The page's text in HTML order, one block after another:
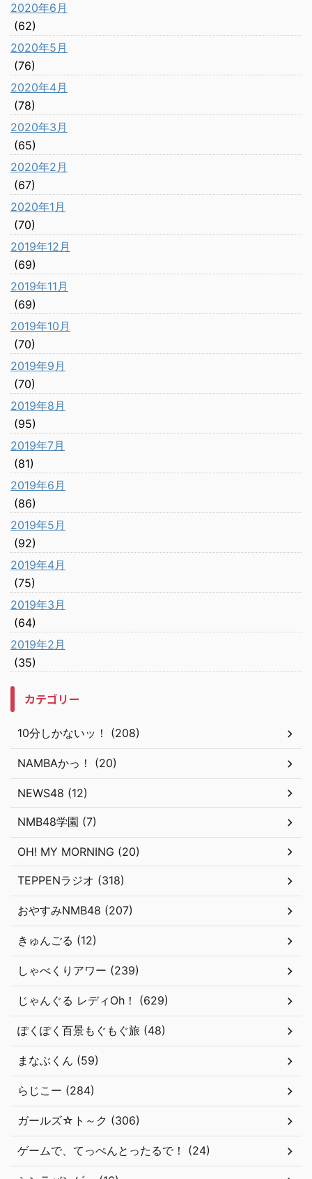
2020年6月
(62)
2020年5月
(76)
2020年4月
(78)
2020年3月
(65)
2020年2月
(67)
2020年1月
(70)
2019年12月
(69)
2019年11月
(69)
2019年10月
(70)
2019年9月
(70)
2019年8月
(95)
2019年7月
(81)
2019年6月
(86)
2019年5月
(92)
2019年4月
(75)
2019年3月
(64)
2019年2月
(35)
カテゴリー
10分しかないッ！ (208)
NAMBAかっ！ (20)
NEWS48 (12)
NMB48学園 (7)
OH! MY MORNING (20)
TEPPENラジオ (318)
おやすみNMB48 (207)
きゅんごる (12)
しゃべくりアワー (239)
じゃんぐる レディOh！ (629)
ぽくぽく百景もぐもぐ旅 (48)
まなぶくん (59)
らじこー (284)
ガールズ☆ト～ク (306)
ゲームで、てっぺんとったるで！ (24)